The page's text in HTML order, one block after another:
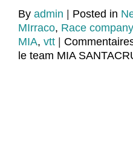
By admin Posted in
MIrraco, Race company
MIA, vtt
le team MIA